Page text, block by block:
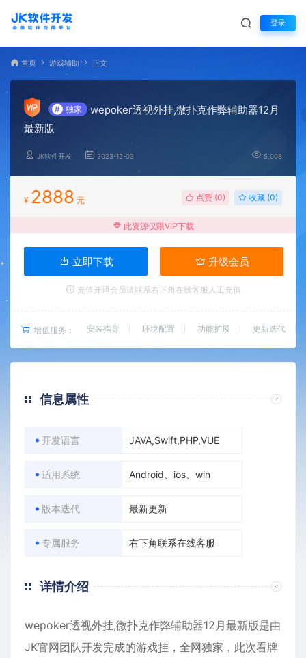
登录
首页 游戏辅助 正文
# 独家
wepoker透视外挂,微扑克作弊辅助器12月
最新版
JK软件开发 2023-12-03 5,008
¥ 2888 元 点赞 (0) 收藏 (0)
此资源仅限VIP下载
立即下载 升级会员
充值开通会员请联系右下角在线客服人工充值
增值服务： 安装指导 环境配置 功能扩展 更新迭代
信息属性
开发语言 JAVA,Swift,PHP,VUE
适用系统 Android、ios、win
版本迭代 最新更新
专属服务 右下角联系在线客服
详情介绍
wepoker透视外挂,微扑克作弊辅助器12月最新版是由
JK官网团队开发完成的游戏挂，全网独家，此次看牌